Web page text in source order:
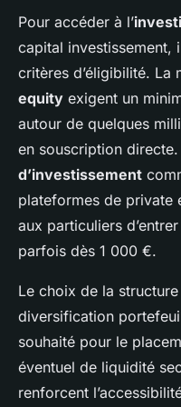
Pour accéder à l’
capital investissement,
critères d’éligibilité. La
equity exigent un
autour de quelques
en souscription directe.
d’investissement
plateformes de private
aux particuliers
parfois dès 1 000 €.
Le choix de la
diversification
souhaité pour le
éventuel de liquidité
renforcent